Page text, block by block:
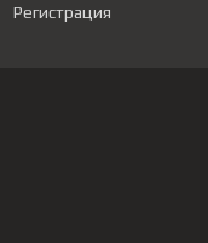
Регистрация